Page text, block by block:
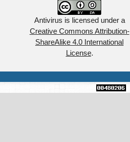
Antivirus is licensed under a
Creative Commons Attribution-
ShareAlike 4.0 International
License.